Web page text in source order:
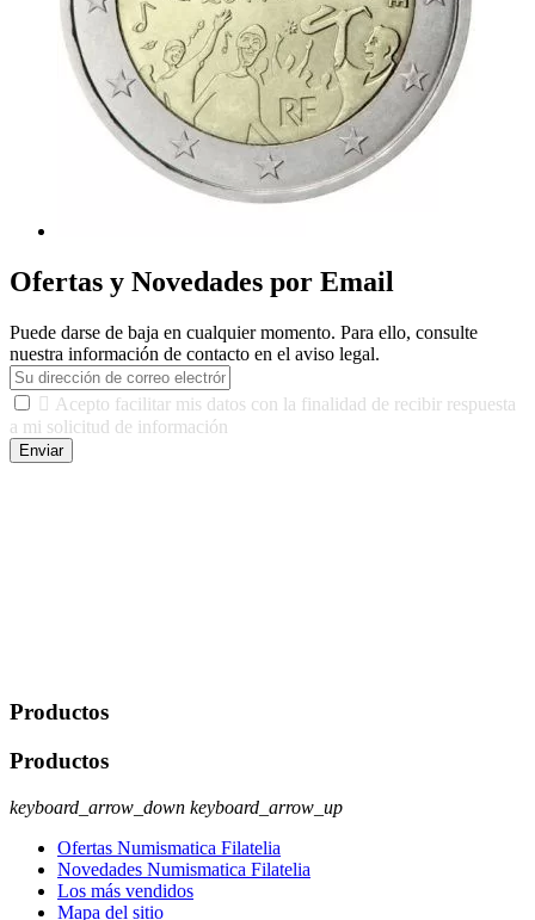
Ofertas y Novedades por Email
Puede darse de baja en cualquier momento. Para ello, consulte
nuestra información de contacto en el aviso legal.
 Acepto facilitar mis datos con la finalidad de recibir respuesta
a mi solicitud de información
Enviar
Productos
Productos
keyboard_arrow_down keyboard_arrow_up
Ofertas Numismatica Filatelia
Novedades Numismatica Filatelia
Los más vendidos
Mapa del sitio